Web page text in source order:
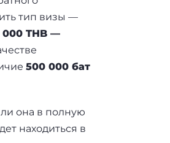
тип визы —
000 THB —
500 000 бат
она в полную
находиться в